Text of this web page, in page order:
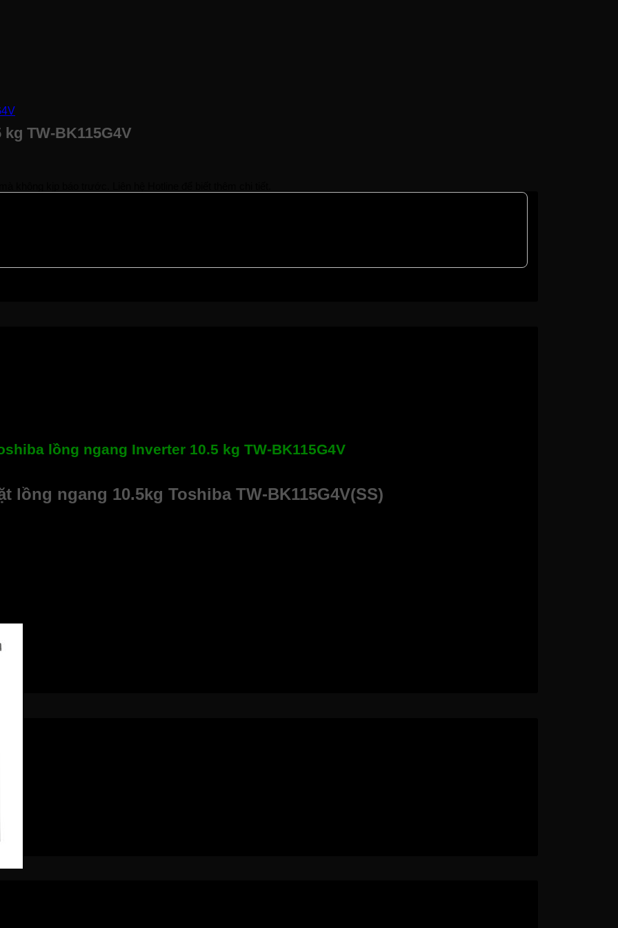
TW-BK115G4V
không kịp báo trước. Liên hệ Hotline để biết thêm chi tiết.
hàng.
lồng ngang Inverter 10.5 kg TW-BK115G4V
ngang 10.5kg Toshiba TW-BK115G4V(SS)
trình để lựa chọn: Chương trình giặt đồ Cotton, đồ Cotton – Giặt tiết kiệm, đồ hỗn hợp, đồ len, khăn
– GREATWAVES, chỉ vắt, chống dị ứng, vệ sinh lồng giặt, chương trình đã nhớ.
khiển song ngữ Anh – Việt dễ dàng sử dụng.